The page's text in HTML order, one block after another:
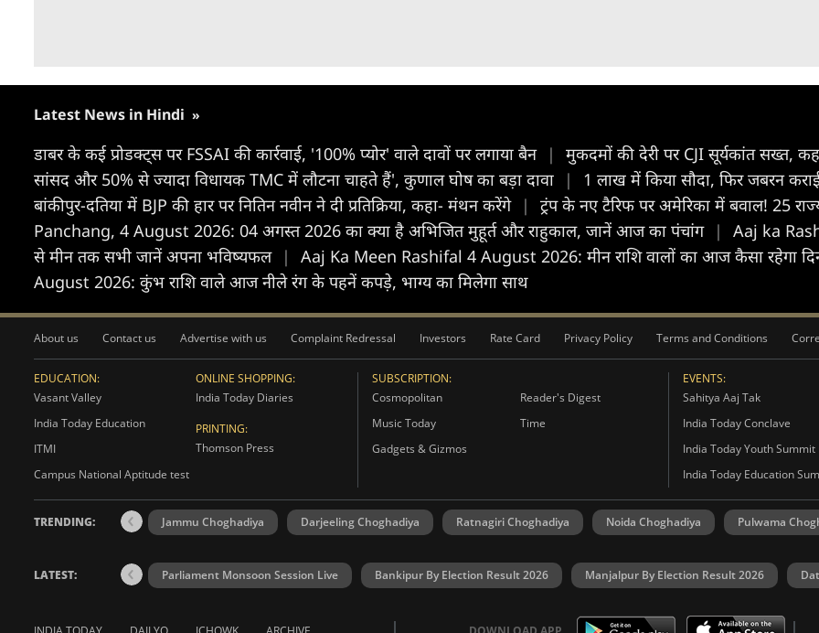
Latest News in Hindi »
डाबर के कई प्रोडक्ट्स पर FSSAI की कार्रवाई, '100% प्योर' वाले दावों पर लगाया बैन | मुकदमों की देरी पर CJI सूर्यकांत सख्त,
सांसद और 50% से ज्यादा विधायक TMC में लौटना चाहते हैं', कुणाल घोष का बड़ा दावा
| 1 लाख में किया सौदा, फिर जबरन
बांकीपुर-दतिया में BJP की हार पर नितिन नवीन ने दी प्रतिक्रिया, कहा- मंथन करेंगे | ट्रंप के नए टैरिफ पर अमेरिका में बवाल! 25
Panchang, 4 August 2026: 04 अगस्त 2026 का क्या है अभिजित मुहूर्त और राहुकाल, जानें आज का पंचांग |
Aaj ka
से मीन तक सभी जानें अपना भविष्यफल | Aaj Ka Meen Rashifal 4 August 2026: मीन राशि वालों का आज कैसा रहेगा
August 2026: कुंभ राशि वाले आज नीले रंग के पहनें कपड़े, भाग्य का मिलेगा साथ
About us Contact us Advertise with us Complaint Redressal Investors Rate Card Privacy Policy Terms and Conditions
EDUCATION:
Vasant Valley
India Today Education
ITMI
Campus National Aptitude test
ONLINE SHOPPING:
India Today Diaries
PRINTING:
Thomson Press
SUBSCRIPTION:
Cosmopolitan
Reader's Digest
Music Today
Time
Gadgets & Gizmos
EVENTS:
Sahitya Aaj Tak
India Today Conclave
India Today Youth Summit
India Today Education
TRENDING: Jammu Choghadiya Darjeeling Choghadiya Ratnagiri Choghadiya Noida Choghadiya Pulwama
LATEST: Parliament Monsoon Session Live Bankipur By Election Result 2026 Manjalpur By Election Result 2026